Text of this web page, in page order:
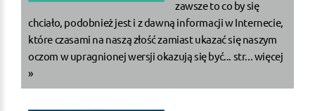
zawsze to co by się
chciało, podobnież jest i z dawną informacji w Internecie,
które czasami na naszą złość zamiast ukazać się naszym
oczom w upragnionej wersji okazują się być... str... więcej
»